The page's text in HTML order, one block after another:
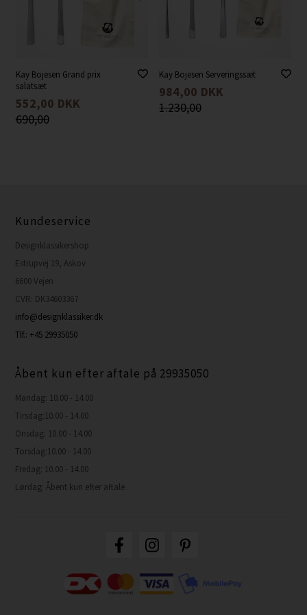
Kay Bojesen Grand prix
salatsæt
552,00 DKK
690,00
Kay Bojesen Serveringssæt
984,00 DKK
1.230,00
Kundeservice
Designklassikershop
Estrupvej 19, Askov
6600 Vejen
CVR: DK34603367
info@designklassiker.dk
Tlf.: +45 29935050
Åbent kun efter aftale på 29935050
Mandag: 10.00 - 14.00
Tirsdag:10.00 - 14.00
Onsdag: 10.00 - 14.00
Torsdag:10.00 - 14.00
Fredag: 10.00 - 14.00
Lørdag: Åbent kun efter aftale